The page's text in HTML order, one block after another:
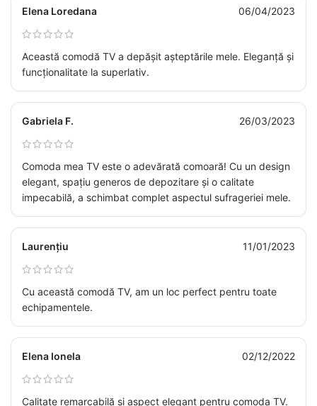
Elena Loredana 06/04/2023
Această comodă TV a depășit așteptările mele. Eleganță și
funcționalitate la superlativ.
Gabriela F. 26/03/2023
Comoda mea TV este o adevărată comoară! Cu un design
elegant, spațiu generos de depozitare și o calitate
impecabilă, a schimbat complet aspectul sufrageriei mele.
Laurențiu 11/01/2023
Cu această comodă TV, am un loc perfect pentru toate
echipamentele.
Elena Ionela 02/12/2022
Calitate remarcabilă și aspect elegant pentru comoda TV.